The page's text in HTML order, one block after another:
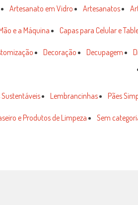
Artesanato em Vidro Artesanatos
e a Máquina Capas para Celular e
Decoração Decupagem
Sustentáveis Lembrancinhas Pães
e Produtos de Limpeza Sem